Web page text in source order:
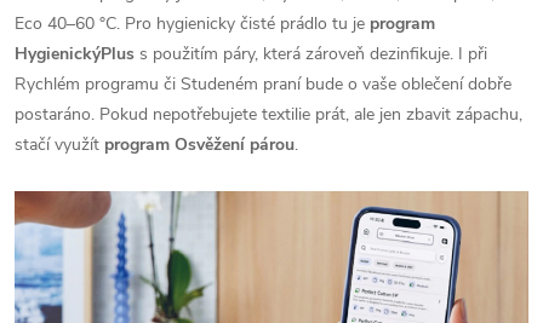
Eco 40–60 °C. Pro hygienicky čisté prádlo tu je program
HygienickýPlus s použitím páry, která zároveň dezinfikuje. I při
Rychlém programu či Studeném praní bude o vaše oblečení dobře
postaráno. Pokud nepotřebujete textilie prát, ale jen zbavit zápachu,
stačí využít program Osvěžení párou.